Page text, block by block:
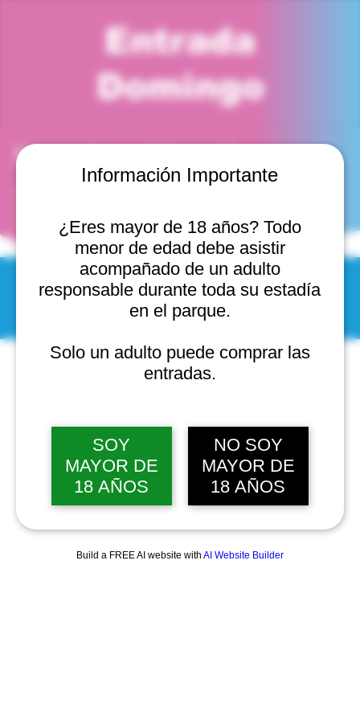
Información Importante
¿Eres mayor de 18 años? Todo
menor de edad debe asistir
acompañado de un adulto
responsable durante toda su estadía
en el parque.
Solo un adulto puede comprar las
entradas.
SOY
MAYOR DE
18 AÑOS
NO SOY
MAYOR DE
18 AÑOS
Build a FREE AI website with AI Website Builder
Entrada
Domingo
Horario y ubicación
del Mar, Valparaíso, Chile